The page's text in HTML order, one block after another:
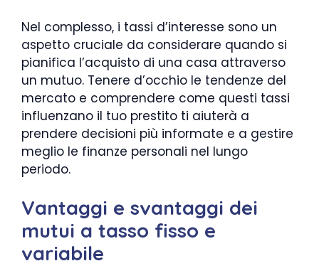
Nel complesso, i tassi d’interesse sono un
aspetto cruciale da considerare quando si
pianifica l’acquisto di una casa attraverso
un mutuo. Tenere d’occhio le tendenze del
mercato e comprendere come questi tassi
influenzano il tuo prestito ti aiuterà a
prendere decisioni più informate e a gestire
meglio le finanze personali nel lungo
periodo.
Vantaggi e svantaggi dei
mutui a tasso fisso e
variabile